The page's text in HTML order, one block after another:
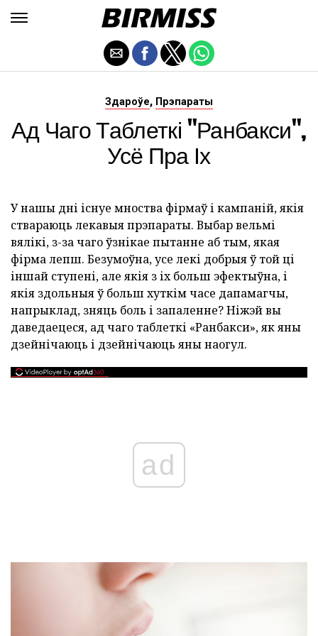
Здароўе, Прэпараты
Ад Чаго Таблеткі "Ранбакси",
Усё Пра Іх
У нашы дні існуе мноства фірмаў і кампаній, якія
ствараюць лекавыя прэпараты. Выбар вельмі
вялікі, з-за чаго ўзнікае пытанне аб тым, якая
фірма лепш. Безумоўна, усе лекі добрыя ў той ці
іншай ступені, але якія з іх больш эфектыўна, і
якія здольныя ў больш хуткім часе дапамагчы,
напрыклад, зняць боль і запаленне? Ніжэй вы
даведаецеся, ад чаго таблеткі «Ранбакси», як яны
дзейнічаюць і дзейнічаюць яны наогул.
ad